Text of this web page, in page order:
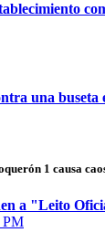
una
1 causa
a "Leito
PM